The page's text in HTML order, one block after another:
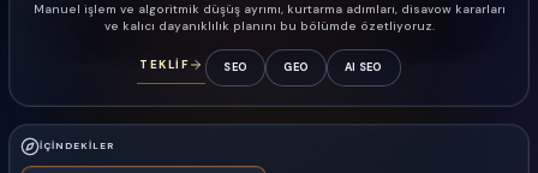
Manuel işlem ve algoritmik düşüş ayrımı, kurtarma adımları, disavow kararları
ve kalıcı dayanıklılık planını bu bölümde özetliyoruz.
TEKLİF SEO GEO AI SEO
İÇINDEKILER